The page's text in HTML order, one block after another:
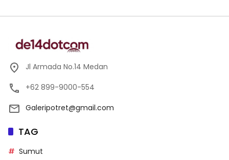
Jl Armada No.14 Medan
+62 899-9000-554
Galeripotret@gmail.com
TAG
Sumut